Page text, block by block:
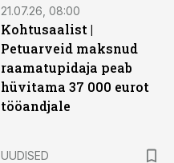
21.07.26, 08:00
Kohtusaalist |
Petuarveid maksnud
raamatupidaja peab
hüvitama 37 000 eurot
tööandjale
UUDISED